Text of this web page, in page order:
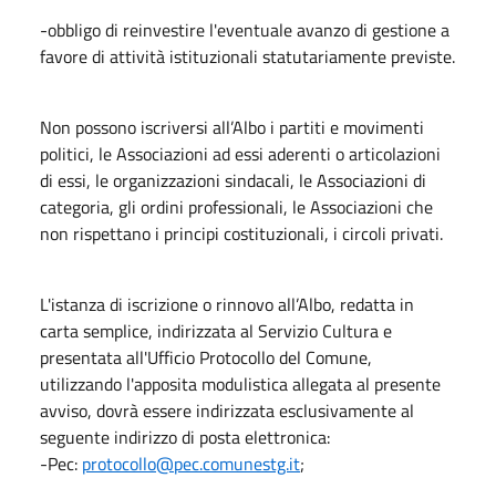
-obbligo di reinvestire l'eventuale avanzo di gestione a
favore di attività istituzionali statutariamente previste.
Non possono iscriversi all’Albo i partiti e movimenti
politici, le Associazioni ad essi aderenti o articolazioni
di essi, le organizzazioni sindacali, le Associazioni di
categoria, gli ordini professionali, le Associazioni che
non rispettano i principi costituzionali, i circoli privati.
L'istanza di iscrizione o rinnovo all’Albo, redatta in
carta semplice, indirizzata al Servizio Cultura e
presentata all'Ufficio Protocollo del Comune,
utilizzando l'apposita modulistica allegata al presente
avviso, dovrà essere indirizzata esclusivamente al
seguente indirizzo di posta elettronica:
-Pec: protocollo@pec.comunestg.it;